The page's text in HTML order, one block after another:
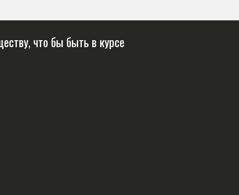
что бы быть в курсе